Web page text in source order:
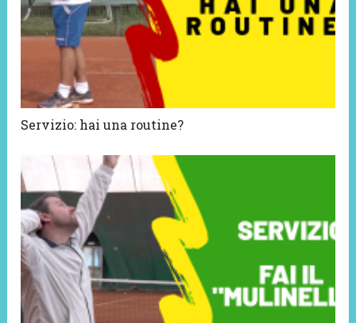
Servizio: hai una routine?